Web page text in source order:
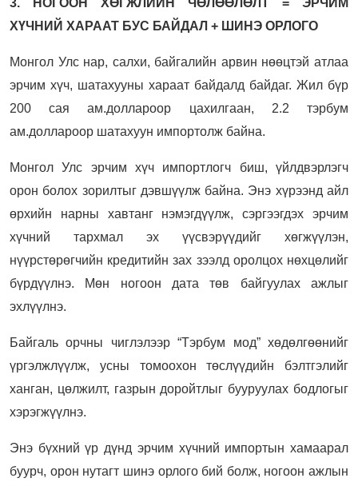
ХҮЧНИЙ ХАРААТ БУС БАЙДАЛ + ШИНЭ ОРЛОГО
Монгол Улс нар, салхи, байгалийн арвин нөөцтэй атлаа
эрчим хүч, шатахууны хараат байдалд байдаг. Жил бүр
200 сая ам.доллароор цахилгаан, 2.2 тэрбум
ам.доллароор шатахуун импортолж байна.
Монгол Улс эрчим хүч импортлогч биш, үйлдвэрлэгч
орон болох зорилтыг дэвшүүлж байна. Энэ хүрээнд айл
өрхийн нарны хавтанг нэмэгдүүлж, сэргээгдэх эрчим
хүчний тархмал эх үүсвэрүүдийг хөгжүүлэн,
нүүрстөрөгчийн кредитийн зах зээлд оролцох нөхцөлийг
бүрдүүлнэ. Мөн ногоон дата төв байгуулах ажлыг
эхлүүлнэ.
Байгаль орчны чиглэлээр “Тэрбум мод” хөдөлгөөнийг
үргэлжлүүлж, усны томоохон төслүүдийн бэлтгэлийг
ханган, цөлжилт, газрын доройтлыг бууруулах бодлогыг
хэрэгжүүлнэ.
Энэ бүхний үр дүнд эрчим хүчний импортын хамаарал
буурч, орон нутагт шинэ орлого бий болж, ногоон ажлын